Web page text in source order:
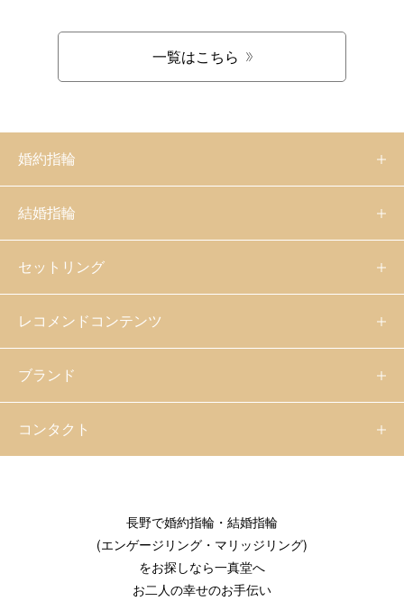
一覧はこちら
婚約指輪
結婚指輪
セットリング
レコメンドコンテンツ
ブランド
コンタクト
長野で婚約指輪・結婚指輪
(エンゲージリング・マリッジリング)
をお探しなら一真堂へ
お二人の幸せのお手伝い